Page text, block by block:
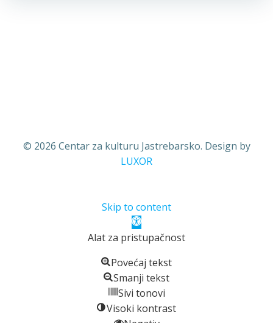
© 2026 Centar za kulturu Jastrebarsko. Design by
LUXOR
Skip to content
Open
toolbar
Alat za pristupačnost
Povećaj tekst
Smanji tekst
Sivi tonovi
Visoki kontrast